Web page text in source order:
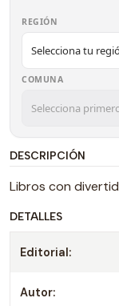
REGIÓN
COMUNA
DESCRIPCIÓN
Libros con
DETALLES
Editorial:
Autor: